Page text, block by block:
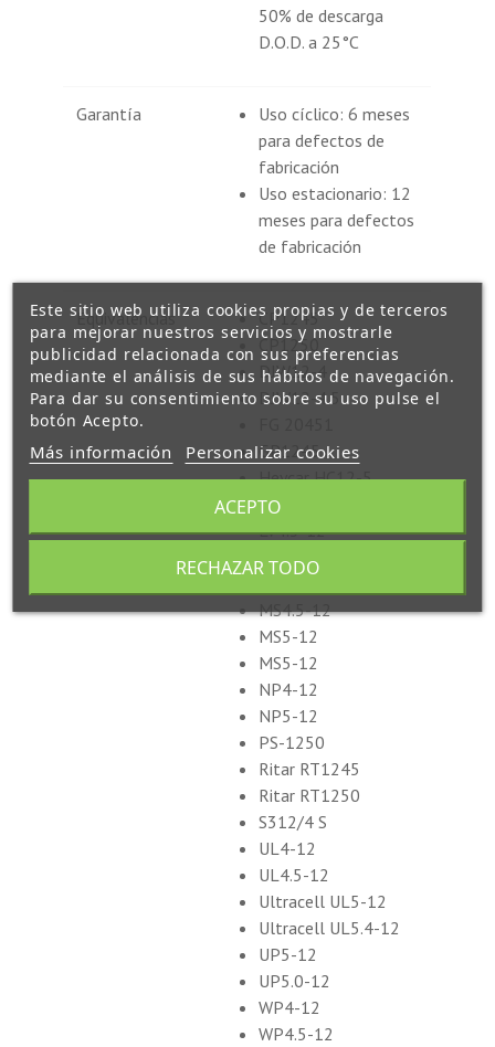
50% de descarga
D.O.D. a 25°C
Garantía
Uso cíclico: 6 meses
para defectos de
fabricación
Uso estacionario: 12
meses para defectos
de fabricación
Equivalencias
CP1245
CP1250
DJW12-4
DJW12-4.5
GP1245
Heycar HC12-5
HSC12-5
LV4.5-12
LV5-12
MS4.5-12
MS5-12
MS5-12
NP4-12
NP5-12
PS-1250
Ritar RT1245
Ritar RT1250
S312/4 S
UL4-12
UL4.5-12
Ultracell UL5-12
Ultracell UL5.4-12
UP5-12
UP5.0-12
WP4-12
WP4.5-12
Este sitio web utiliza cookies propias y de terceros
para mejorar nuestros servicios y mostrarle
publicidad relacionada con sus preferencias
mediante el análisis de sus hábitos de navegación.
Para dar su consentimiento sobre su uso pulse el
botón Acepto.
Más información Personalizar cookies
RECHAZAR TODO
ACEPTO